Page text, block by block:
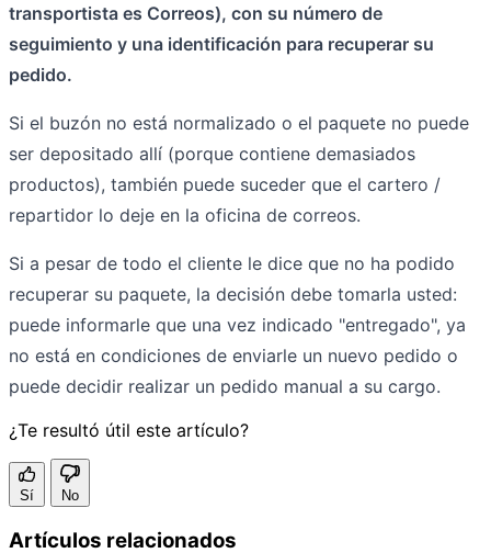
transportista es Correos), con su número de
seguimiento y una identificación para recuperar su
pedido.
Si el buzón no está normalizado o el paquete no puede
ser depositado allí (porque contiene demasiados
productos), también puede suceder que el cartero /
repartidor lo deje en la oficina de correos.
Si a pesar de todo el cliente le dice que no ha podido
recuperar su paquete, la decisión debe tomarla usted:
puede informarle que una vez indicado "entregado", ya
no está en condiciones de enviarle un nuevo pedido o
puede decidir realizar un pedido manual a su cargo.
¿Te resultó útil este artículo?
Sí No
Artículos relacionados